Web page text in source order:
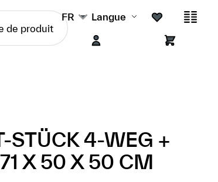
FR Langue
STÜCK 4-WEG +
X 50 X 50 CM